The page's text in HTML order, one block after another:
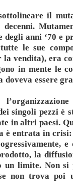
il
anni ‘70 e
le sue
la vendita), era
in mente le
essere
singoli pezzi è
in altri paesi.
è entrata in
la
un limite. Non si
non trova poi